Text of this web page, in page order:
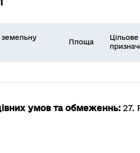
Площа
Цільове
умов та обмеженнь: 27.